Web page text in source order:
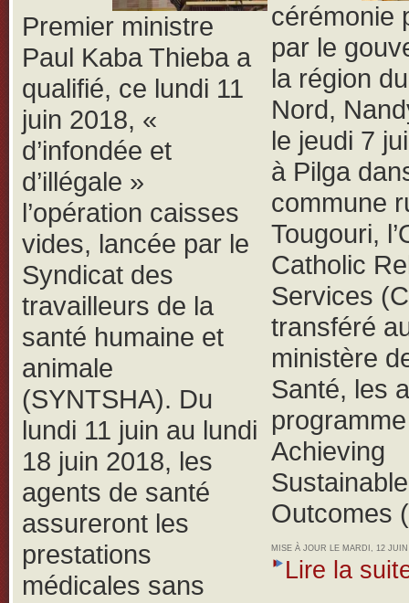
Premier ministre
Paul Kaba Thieba a
qualifié, ce lundi 11
juin 2018, «
d’infondée et
d’illégale »
l’opération caisses
vides, lancée par le
Syndicat des
travailleurs de la
santé humaine et
animale
(SYNTSHA). Du
lundi 11 juin au lundi
18 juin 2018, les
agents de santé
assureront les
prestations
médicales sans
cérémonie
par le
la région
Nord,
le jeudi 7
à Pilga
commune
Tougouri,
Catholic
Services
transféré
ministère
Santé, les
Achieving
Sustainable
Outcomes
MISE À JOUR LE MARDI, 12
Lire la